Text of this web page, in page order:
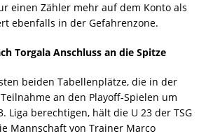
einen Zähler mehr auf dem Konto als
ebenfalls in der Gefahrenzone.
Torgala Anschluss an die Spitze
beiden Tabellenplätze, die in der
an den Playoff-Spielen um
Liga berechtigen, hält die U 23 der TSG
Mannschaft von Trainer Marco